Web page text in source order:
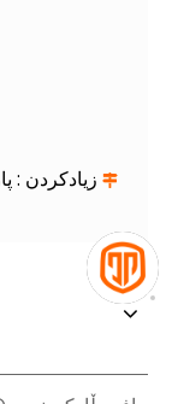
 زیادکردن :